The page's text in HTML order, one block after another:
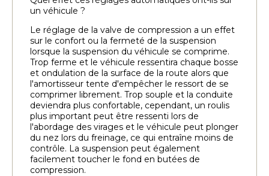
un véhicule ?
Le réglage de la valve de compression a un effet
sur le confort ou la fermeté de la suspension
lorsque la suspension du véhicule se comprime.
Trop ferme et le véhicule ressentira chaque bosse
et ondulation de la surface de la route alors que
l'amortisseur tente d'empêcher le ressort de se
comprimer librement. Trop souple et la conduite
deviendra plus confortable, cependant, un roulis
plus important peut être ressenti lors de
l'abordage des virages et le véhicule peut plonger
du nez lors du freinage, ce qui entraîne moins de
contrôle. La suspension peut également
facilement toucher le fond en butées de
compression.